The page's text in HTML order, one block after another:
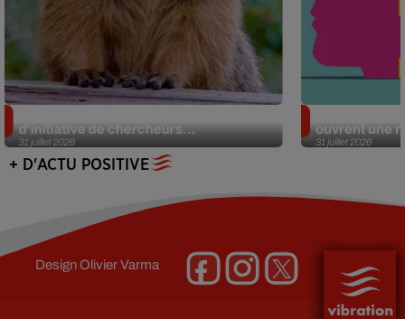
31 juillet 2026
d’initiative de chercheurs...
31 juillet 2026
ouvrent une
+ D'ACTU POSITIVE
DesignOlivier Varma